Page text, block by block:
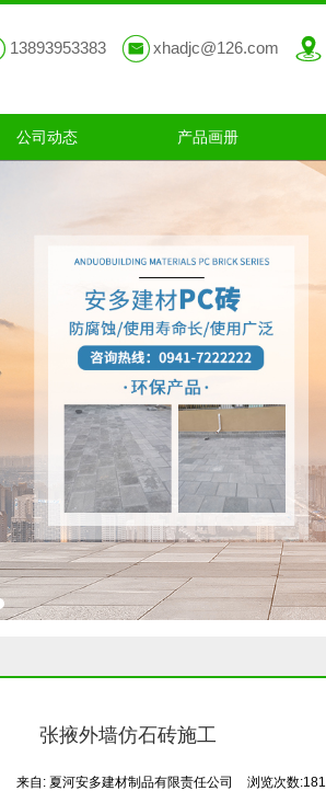
13893953383 xhadjc@126.com
公司动态 产品画册
张掖外墙仿石砖施工
来自: 夏河安多建材制品有限责任公司 浏览次数:181